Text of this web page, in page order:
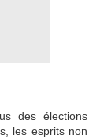
des élections
les esprits non